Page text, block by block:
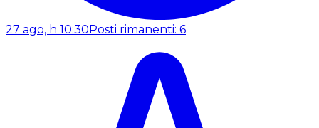
27 ago, h 10:30Posti rimanenti: 6